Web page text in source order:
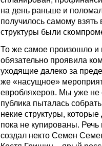
на день раньше и
получилось самому взять
структуры были
То же самое произошло и
обязательно проявила
уходящие далеко за
же «насущное»
евробляхеров. Мы уже не
публика пыталась
некие структуры,
пока не купированы.
создал некто Семен